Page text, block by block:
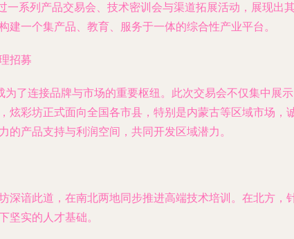
一系列产品交易会、技术密训会与渠道拓展活动，展现
一个集产品、教育、服务于一体的综合性产业平台。
招募
了连接品牌与市场的重要枢纽。此次交易会不仅集中展
炫彩坊正式面向全国各市县，特别是内蒙古等区域市场
产品支持与利润空间，共同开发区域潜力。
深谙此道，在南北两地同步推进高端技术培训。在北方
坚实的人才基础。